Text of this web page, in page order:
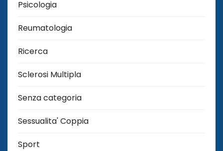
Psicologia
Reumatologia
Ricerca
Sclerosi Multipla
Senza categoria
Sessualita' Coppia
Sport